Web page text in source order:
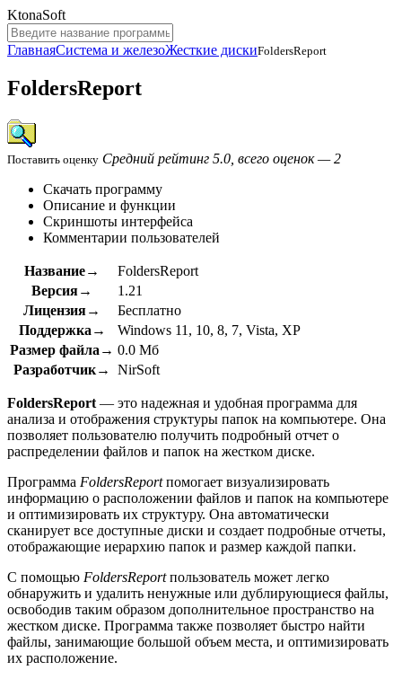
KtonaSoft
ГлавнаяСистема и железоЖесткие дискиFoldersReport
FoldersReport
Поставить оценку Средний рейтинг 5.0, всего оценок — 2
Скачать программу
Описание и функции
Скриншоты интерфейса
Комментарии пользователей
Название→
FoldersReport
Версия→
1.21
Лицензия→
Бесплатно
Поддержка→
Windows 11, 10, 8, 7, Vista, XP
Размер файла→ 0.0 Мб
Разработчик→
NirSoft
FoldersReport — это надежная и удобная программа для
анализа и отображения структуры папок на компьютере. Она
позволяет пользователю получить подробный отчет о
распределении файлов и папок на жестком диске.
Программа FoldersReportпомогает визуализировать
информацию о расположении файлов и папок на компьютере
и оптимизировать их структуру. Она автоматически
сканирует все доступные диски и создает подробные отчеты,
отображающие иерархию папок и размер каждой папки.
С помощью FoldersReportпользователь может легко
обнаружить и удалить ненужные или дублирующиеся файлы,
освободив таким образом дополнительное пространство на
жестком диске. Программа также позволяет быстро найти
файлы, занимающие большой объем места, и оптимизировать
их расположение.